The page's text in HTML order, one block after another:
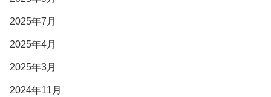
2025年7月
2025年4月
2025年3月
2024年11月